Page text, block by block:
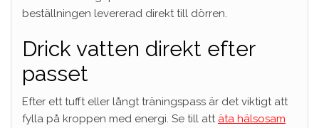
beställningen levererad direkt till dörren.
Drick vatten direkt efter
passet
Efter ett tufft eller långt träningspass är det viktigt att
fylla på kroppen med energi. Se till att äta hälsosam